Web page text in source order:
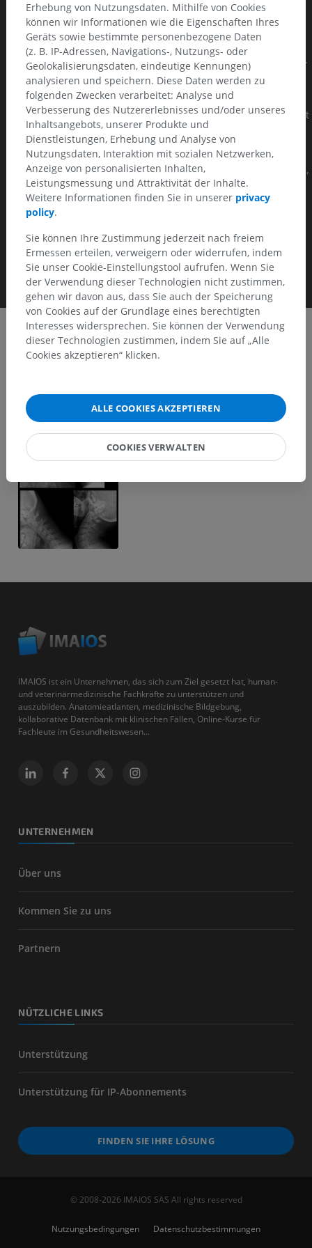
Atlantoaxial instability: increase in the predentate space of
greater then 3 mm in adults and 5 mm in children
Anterior atlantoaxial dislocations may be associated with a
fracture of the dens (~50% at autopsy. This injury is unstable.
Associated fractures of the skull and/or facial bones are
common.
Almost all atlantoaxial dislocations involve forward movement
of C1 on C2; posterior dislocation is extremely rare.
Chronic atlantoaxial dislocations may be asymptomatic, and
occure in different diseases (non traumatic): Down syndrome,
Grisel syndrome, Rheumatoid arthritis, Osteogenesis
imperfecta, Neurofibromatosis, Morquio syndrome, Psoriasis,
Lupus.
Clinical Case Channel IMAIOS
Keyframes
IMAIOS ist ein Unternehmen, das sich zum Ziel gesetzt hat, human-
und veterinärmedizinische Fachkräfte zu unterstützen und
auszubilden. Anatomieatlanten, medizinische Bildgebung,
kollaborative Datenbank mit klinischen Fällen, Online-Kurse für
Fachleute im Gesundheitswesen...
UNTERNEHMEN
Über uns
Kommen Sie zu uns
Partnern
NÜTZLICHE LINKS
Unterstützung
Unterstützung für IP-Abonnements
FINDEN SIE IHRE LÖSUNG
© 2008-2026 IMAIOS SAS All rights reserved
Nutzungsbedingungen
Datenschutzbestimmungen
Erhebung von Nutzungsdaten. Mithilfe von Cookies
können wir Informationen wie die Eigenschaften Ihres
Geräts sowie bestimmte personenbezogene Daten
(z. B. IP-Adressen, Navigations-, Nutzungs- oder
Geolokalisierungsdaten, eindeutige Kennungen)
analysieren und speichern. Diese Daten werden zu
folgenden Zwecken verarbeitet: Analyse und
Verbesserung des Nutzererlebnisses und/oder unseres
Inhaltsangebots, unserer Produkte und
Dienstleistungen, Erhebung und Analyse von
Nutzungsdaten, Interaktion mit sozialen Netzwerken,
Anzeige von personalisierten Inhalten,
Leistungsmessung und Attraktivität der Inhalte.
Weitere Informationen finden Sie in unserer privacy
policy.
Sie können Ihre Zustimmung jederzeit nach freiem
Ermessen erteilen, verweigern oder widerrufen, indem
Sie unser Cookie-Einstellungstool aufrufen. Wenn Sie
der Verwendung dieser Technologien nicht zustimmen,
gehen wir davon aus, dass Sie auch der Speicherung
von Cookies auf der Grundlage eines berechtigten
Interesses widersprechen. Sie können der Verwendung
dieser Technologien zustimmen, indem Sie auf „Alle
Cookies akzeptieren“ klicken.
ALLE COOKIES AKZEPTIEREN
COOKIES VERWALTEN